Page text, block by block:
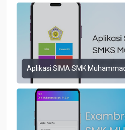
Aplikasi SIMA SMK